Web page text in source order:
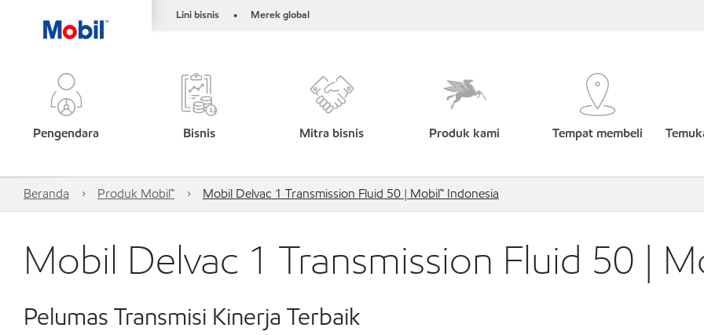
Lini bisnis • Merek global
Pengendara Bisnis Mitra bisnis Produk kami Tempat membeli
Beranda Produk Mobil™ Mobil Delvac 1 Transmission Fluid 50 | Mobil™ Indonesia
Mobil Delvac 1 Transmission Fluid 50 |
Pelumas Transmisi Kinerja Terbaik